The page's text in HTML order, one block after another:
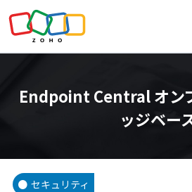
Endpoint Central オン
ッジベー
セキュリティ